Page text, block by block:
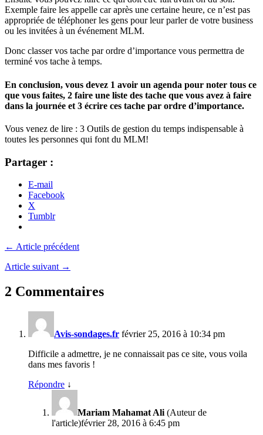
Exemple faire les appelle car après une certaine heure, ce n’est pas
appropriée de téléphoner les gens pour leur parler de votre business
ou les invitées à un événement MLM.
Donc classer vos tache par ordre d’importance vous permettra de
terminé vos tache à temps.
En conclusion, vous devez 1 avoir un agenda pour noter tous ce
que vous faites, 2 faire une liste des tache que vous avez à faire
dans la journée et 3 écrire ces tache par ordre d’importance.
Vous venez de lire : 3 Outils de gestion du temps indispensable à
toutes les personnes qui font du MLM!
Partager :
E-mail
Facebook
X
Tumblr
← Article précédent
Article suivant →
2 Commentaires
Avis-sondages.fr février 25, 2016 à 10:34 pm
Difficile a admettre, je ne connaissait pas ce site, vous voila
dans mes favoris !
Répondre ↓
Mariam Mahamat Ali (Auteur de
l'article)février 28, 2016 à 6:45 pm